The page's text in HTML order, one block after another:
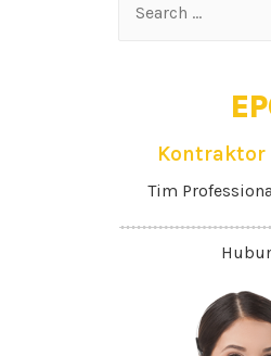
Kontraktor
Tim